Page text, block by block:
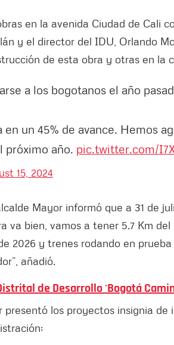
en la avenida Ciudad de Cali
y el director del IDU, Orlando
de esta obra y otras en la
a los bogotanos el año
un 45% de avance. Hemos
próximo año. pic.twitter.com/
15, 2024
Mayor informó que a 31 de
va bien, vamos a tener 5.7 Km
2026 y trenes rodando en
añadió.
de Desarrollo'Bogotá
los proyectos insignia de